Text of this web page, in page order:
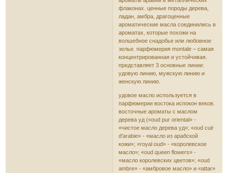
флаконах. ценные породы дерева,
ладан, амбра, драгоценные
ароматические масла соединились в
ароматах, которые похожи на
волшебное снадобье или любовное
зелье. парфюмерия montale – самая
концентрированная и устойчивая.
представляет 3 основные линии:
удовую линию, мужскую линию и
женскую линию.
удовое масло используется в
парфюмерии востока испокон веков.
восточные ароматы с маслом
дерева уд («oud pur oriental» -
«чистое масло дерева уд»; «oud cuir
d'arabie» - «масло из арабской
кожи»; «royal oud» - «королевское
масло»; «oud queen flowers» -
«масло королевских цветов»; «oud
ambre» - «амбровое масло» и «attar»